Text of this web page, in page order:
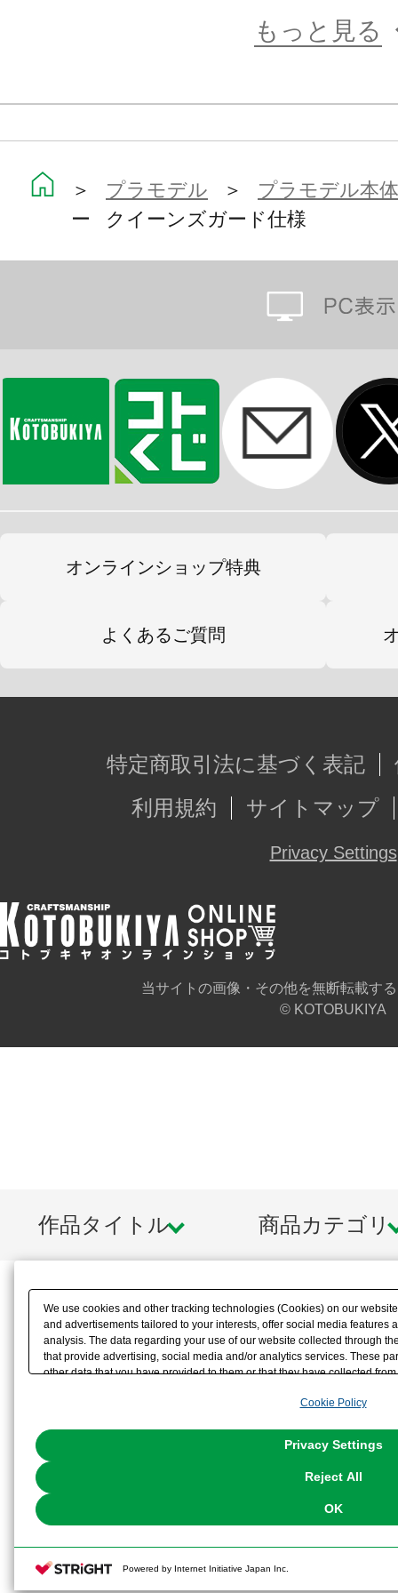
【商品仕様】
■本製品はコトブキヤショップ限定
ク・スプリンガーから装甲部分の成
パーツをセットにしたバリエーショ
成型Ver.）とラムホーン（レッド成
てることができます。
■SANATの紋章を印刷した特製ブラ
が付属、ディスプレイをサポートす
■頭部ユニットとステップユニット
■テールユニットはフレキシブルに
となります。
付属します。
■腹部に展開式のハードポイントを
ーツなどを取り付けてオリジナル機
タム性重視のパーツの2種類付属す
分けることができます。
■頭部センサーは塗装済みのため、
ージに近い仕上がりとなります。
■成型色はレッド・ガンメタル・無
【付属品】
■ジーク・スプリンガー本体×1セット
■ステップユニット×1
■加速エフェクトパーツ×2
■オリジナルエフェクトパーツ×2
■前足カスタマイズパーツ（左右分）
■3ｍｍジョイントパーツ×2
■SANAT紋章入りブラック成型フラ
もっと見る
＞ プラモデル ＞ プラモデル本体
ー クイーンズガード仕様
オンラインショップ特典
よくあるご質問
特定商取引法に基づく表記
利用規約
サイトマップ
Privacy Settings
当サイトの画像・その他を無断転載す
© KOTOBUKIYA
作品タイトル 商品カテゴリ
We use cookies and other tracking technologies (Cookies) on our
and advertisements tailored to your interests, offer social media features
analysis. The data regarding your use of our website collected through
that provide advertising, social media and/or analytics services. These
other data that you have provided to them or that they have collected
the use of all Cookies except for Strictly Necessary Cookies, please
You can change your consent or rejection settings at any time via
Cookie Policy
Privacy Settings
Reject All
OK
Powered by Internet Initiative Japan Inc.